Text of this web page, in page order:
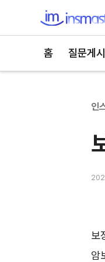
홈 질문게
인
보
암